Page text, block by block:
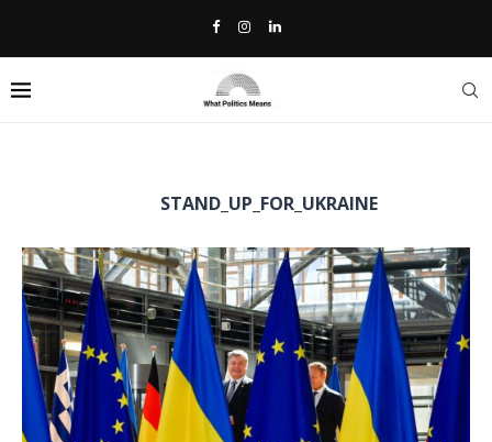
STAND_UP_FOR_UKRAINE